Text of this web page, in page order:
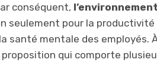
conséquent,
seulement pour la
santé mentale des employés.
qui comporte